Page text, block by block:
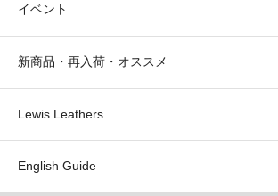
イベント
新商品・再入荷・オススメ
Lewis Leathers
English Guide